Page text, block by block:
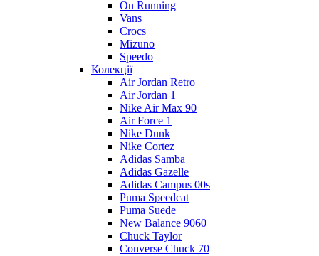
On Running
Vans
Crocs
Mizuno
Speedo
Колекції
Air Jordan Retro
Air Jordan 1
Nike Air Max 90
Air Force 1
Nike Dunk
Nike Cortez
Adidas Samba
Adidas Gazelle
Adidas Campus 00s
Puma Speedcat
Puma Suede
New Balance 9060
Chuck Taylor
Converse Chuck 70